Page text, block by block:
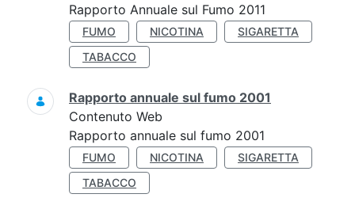
Rapporto Annuale sul Fumo 2011
FUMO NICOTINA
SIGARETTA
TABACCO
Rapporto annuale sul fumo 2001
Contenuto Web
Rapporto annuale sul fumo 2001
FUMO NICOTINA
SIGARETTA
TABACCO